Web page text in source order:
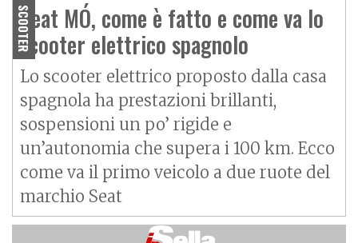
SCOOTER
Seat MÓ, come è fatto e come va lo
scooter elettrico spagnolo
Lo scooter elettrico proposto dalla casa
spagnola ha prestazioni brillanti,
sospensioni un po’ rigide e
un’autonomia che supera i 100 km. Ecco
come va il primo veicolo a due ruote del
marchio Seat